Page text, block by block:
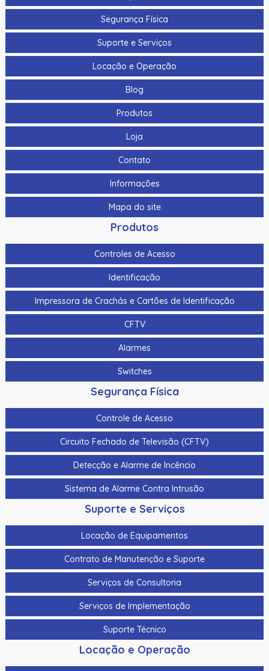
Segurança Física
Suporte e Serviços
Locação e Operação
Blog
Produtos
Loja
Contato
Informações
Mapa do site
Produtos
Controles de Acesso
Identificação
Impressora de Crachás e Cartões de Identificação
CFTV
Alarmes
Switches
Segurança Física
Controle de Acesso
Circuito Fechado de Televisão (CFTV)
Detecção e Alarme de Incêncio
Sistema de Alarme Contra Intrusão
Suporte e Serviços
Locação de Equipamentos
Contrato de Manutenção e Suporte
Serviços de Consultoria
Serviços de Implementação
Suporte Técnico
Locação e Operação